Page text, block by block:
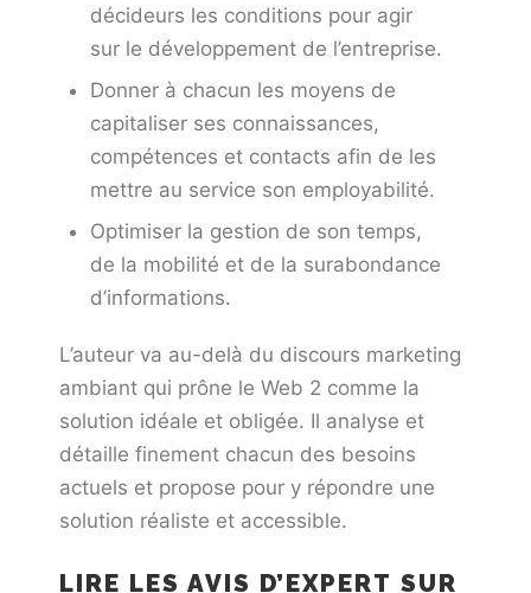
décideurs les conditions pour agir
sur le développement de l’entreprise.
Donner à chacun les moyens de
capitaliser ses connaissances,
compétences et contacts afin de les
mettre au service son employabilité.
Optimiser la gestion de son temps,
de la mobilité et de la surabondance
d’informations.
L’auteur va au-delà du discours marketing
ambiant qui prône le Web 2 comme la
solution idéale et obligée. Il analyse et
détaille finement chacun des besoins
actuels et propose pour y répondre une
solution réaliste et accessible.
LIRE LES AVIS D’EXPERT SUR